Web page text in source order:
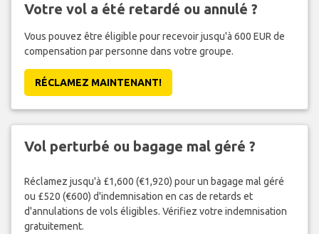
Votre vol a été retardé ou annulé ?
Vous pouvez être éligible pour recevoir jusqu'à 600 EUR de
compensation par personne dans votre groupe.
RÉCLAMEZ MAINTENANT!
Vol perturbé ou bagage mal géré ?
Réclamez jusqu'à £1,600 (€1,920) pour un bagage mal géré
ou £520 (€600) d'indemnisation en cas de retards et
d'annulations de vols éligibles. Vérifiez votre indemnisation
gratuitement.